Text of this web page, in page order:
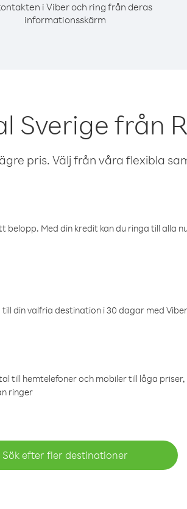
i Viber och ring från deras
informationsskärm
Sverige från
pris. Välj från våra flexibla
Med din kredit kan du ringa till alla
din valfria destination i 30 dagar med
till hemtelefoner och mobiler till låga
ringer
Sök efter fler destinationer